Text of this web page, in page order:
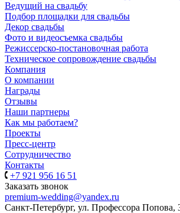
Ведущий на свадьбу
Подбор площадки для свадьбы
Декор свадьбы
Фото и видеосъемка свадьбы
Режиссерско-постановочная работа
Техническое сопровождение свадьбы
Компания
О компании
Награды
Отзывы
Наши партнеры
Как мы работаем?
Проекты
Пресс-центр
Сотрудничество
Контакты
+7 921 956 16 51
Заказать звонок
premium-wedding@yandex.ru
Санкт-Петербург, ул. Профессора Попова,